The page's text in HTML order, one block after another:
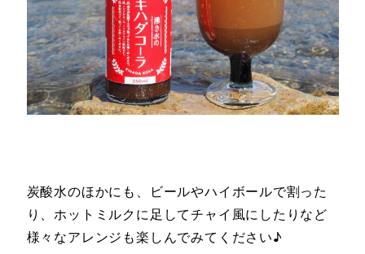
炭酸水のほかにも、ビールやハイボールで割った
り、ホットミルクに足してチャイ風にしたりなど
様々なアレンジも楽しんでみてください♪